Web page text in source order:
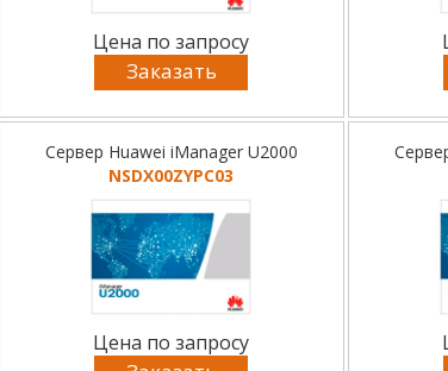
Цена по запросу
Заказать
Сервер Huawei iManager U2000
NSDX00ZYPC03
Цена по запросу